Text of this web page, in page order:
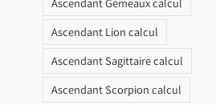
Ascendant Lion calcul
Ascendant Sagittaire calcul
Ascendant Scorpion calcul